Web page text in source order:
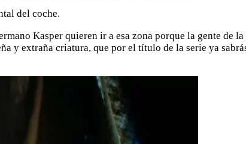
del coche.
Kasper quieren ir a esa zona porque la gente de
y extraña criatura, que por el título de la serie ya